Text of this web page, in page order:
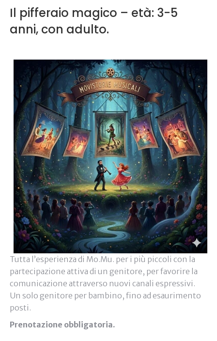
Il pifferaio magico – età: 3-5
anni, con adulto.
Tutta l’esperienza di Mo.Mu. per i più piccoli con la
partecipazione attiva di un genitore, per favorire la
comunicazione attraverso nuovi canali espressivi.
Un solo genitore per bambino, fino ad esaurimento
posti.
Prenotazione obbligatoria.